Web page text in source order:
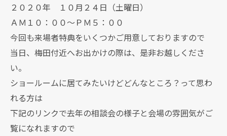
２０２０年 １０月２４日（土曜日）
ＡＭ１０：００～ＰＭ５：００
今回も来場者特典をいくつかご用意しておりますので
当日、梅田付近へお出かけの際は、是非お越しくださ
い。
ショールームに居てみたいけどどんなところ？って思わ
れる方は
下記のリンクで去年の相談会の様子と会場の雰囲気がご
覧になれますので